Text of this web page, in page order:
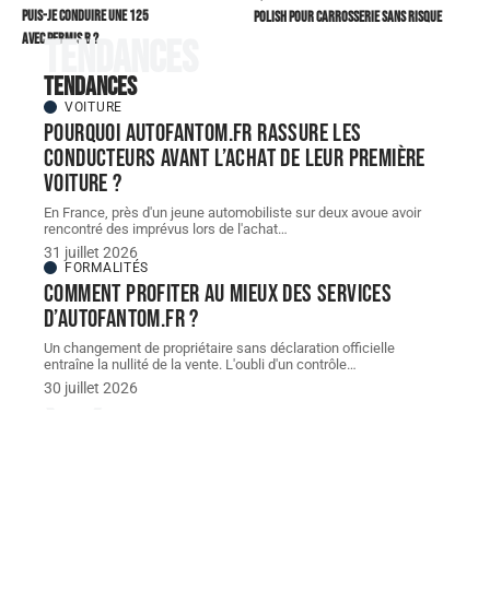
Puis-je conduire une 125
avec permis B ?
polish pour carrosserie sans risque
Tendances
Tendances
VOITURE
Pourquoi autofantom.fr rassure les
conducteurs avant l’achat de leur première
voiture ?
En France, près d'un jeune automobiliste sur deux avoue avoir
rencontré des imprévus lors de l'achat…
31 juillet 2026
FORMALITÉS
Comment profiter au mieux des services
d’autofantom.fr ?
Un changement de propriétaire sans déclaration officielle
entraîne la nullité de la vente. L'oubli d'un contrôle…
30 juillet 2026